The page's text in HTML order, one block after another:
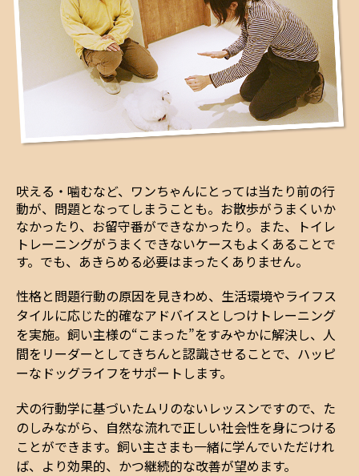
吠える・噛むなど、ワンちゃんにとっては当たり前の行
動が、問題となってしまうことも。お散歩がうまくいか
なかったり、お留守番ができなかったり。また、トイレ
トレーニングがうまくできないケースもよくあることで
す。でも、あきらめる必要はまったくありません。
性格と問題行動の原因を見きわめ、生活環境やライフス
タイルに応じた的確なアドバイスとしつけトレーニング
を実施。飼い主様の“こまった”をすみやかに解決し、人
間をリーダーとしてきちんと認識させることで、ハッピ
ーなドッグライフをサポートします。
犬の行動学に基づいたムリのないレッスンですので、た
のしみながら、自然な流れで正しい社会性を身につける
ことができます。飼い主さまも一緒に学んでいただけれ
ば、より効果的、かつ継続的な改善が望めます。